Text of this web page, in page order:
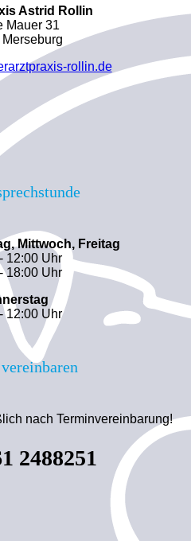
Astrid Rollin
Mauer 31
rollin.de
Mittwoch, Freitag
12:00 Uhr
18:00 Uhr
12:00 Uhr
nach Terminvereinbarung!
2488251